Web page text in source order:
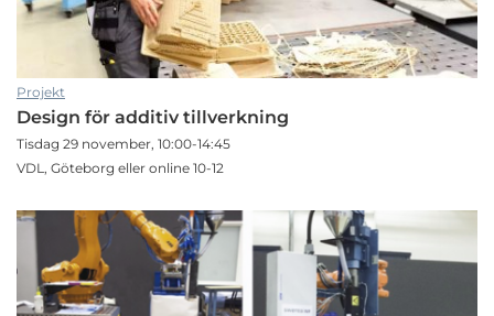
Projekt
Design för additiv tillverkning
Tisdag 29 november, 10:00-14:45
VDL, Göteborg eller online 10-12